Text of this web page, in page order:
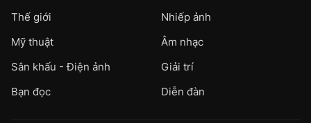
Thế giới
Nhiếp ảnh
Mỹ thuật
Âm nhạc
Sân khấu - Điện ảnh
Giải trí
Bạn đọc
Diễn đàn